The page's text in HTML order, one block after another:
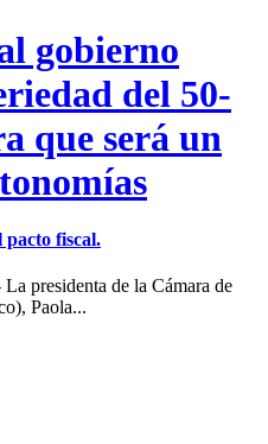
gobierno
del 50-
que será un
pacto fiscal.
presidenta de la Cámara de
Paola...